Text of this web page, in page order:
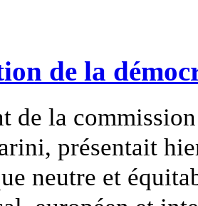
de la
de la
présentait
neutre et